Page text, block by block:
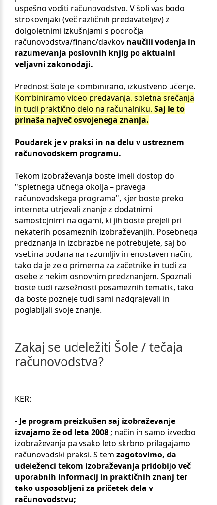
uspešno voditi računovodstvo. V šoli vas bodo
strokovnjaki (več različnih predavateljev) z
dolgoletnimi izkušnjami s področja
računovodstva/financ/davkov naučili vodenja in
razumevanja poslovnih knjig po aktualni
veljavni zakonodaji.
Prednost šole je kombinirano, izkustveno učenje.
Kombiniramo video predavanja, spletna srečanja
in tudi praktično delo na računalniku. Saj le to
prinaša največ osvojenega znanja.
Poudarek je v praksi in na delu v ustreznem
računovodskem programu.
Tekom izobraževanja boste imeli dostop do
"spletnega učnega okolja – pravega
računovodskega programa", kjer boste preko
interneta utrjevali znanje z dodatnimi
samostojnimi nalogami, ki jih boste prejeli pri
nekaterih posameznih izobraževanjih. Posebnega
predznanja in izobrazbe ne potrebujete, saj bo
vsebina podana na razumljiv in enostaven način,
tako da je zelo primerna za začetnike in tudi za
osebe z nekim osnovnim predznanjem. Spoznali
boste tudi razsežnosti posameznih tematik, tako
da boste pozneje tudi sami nadgrajevali in
poglabljali svoje znanje.
Zakaj se udeležiti Šole / tečaja
računovodstva?
KER:
- Je program preizkušen saj izobraževanje
izvajamo že od leta 2008 ; način in samo izvedbo
izobraževanja pa vsako leto skrbno prilagajamo
računovodski praksi. S tem zagotovimo, da
udeleženci tekom izobraževanja pridobijo več
uporabnih informacij in praktičnih znanj ter
tako usposobljeni za pričetek dela v
računovodstvu;